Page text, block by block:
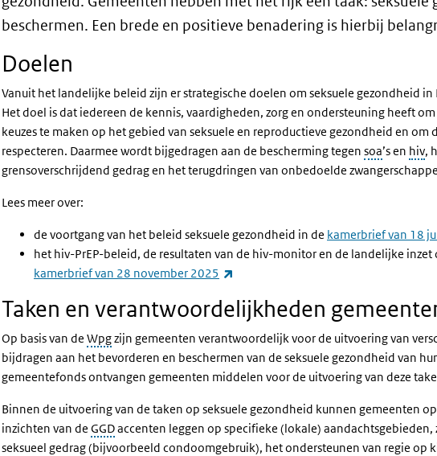
beschermen. Een brede en positieve benadering is hierbij
Doelen
Vanuit het landelijke beleid zijn er strategische doelen om seksuele gezondheid
Het doel is dat iedereen de kennis, vaardigheden, zorg en ondersteuning heeft
keuzes te maken op het gebied van seksuele en reproductieve gezondheid en om
respecteren. Daarmee wordt bijgedragen aan de bescherming tegen soa’s en hiv,
grensoverschrijdend gedrag en het terugdringen van onbedoelde
Lees meer over:
de voortgang van het beleid seksuele gezondheid in de kamerbrief van 18
het hiv-PrEP-beleid, de resultaten van de hiv-monitor en de landelijke
kamerbrief van 28 november 2025
Taken en verantwoordelijkheden
Op basis van de Wpgzijn gemeenten verantwoordelijk voor de uitvoering van
bijdragen aan het bevorderen en beschermen van de seksuele gezondheid van
gemeentefonds ontvangen gemeenten middelen voor de uitvoering van deze
Binnen de uitvoering van de taken op seksuele gezondheid kunnen gemeenten
inzichten van de GGDaccenten leggen op specifieke (lokale) aandachtsgebieden,
seksueel gedrag (bijvoorbeeld condoomgebruik), het ondersteunen van regie op